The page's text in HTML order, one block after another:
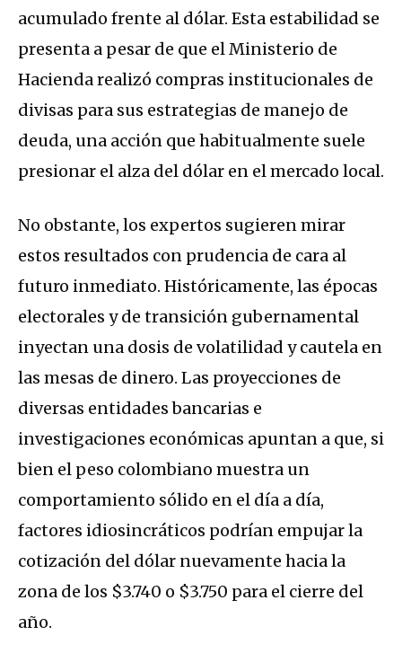
acumulado frente al dólar. Esta estabilidad se
presenta a pesar de que el Ministerio de
Hacienda realizó compras institucionales de
divisas para sus estrategias de manejo de
deuda, una acción que habitualmente suele
presionar el alza del dólar en el mercado local.
No obstante, los expertos sugieren mirar
estos resultados con prudencia de cara al
futuro inmediato. Históricamente, las épocas
electorales y de transición gubernamental
inyectan una dosis de volatilidad y cautela en
las mesas de dinero. Las proyecciones de
diversas entidades bancarias e
investigaciones económicas apuntan a que, si
bien el peso colombiano muestra un
comportamiento sólido en el día a día,
factores idiosincráticos podrían empujar la
cotización del dólar nuevamente hacia la
zona de los $3.740 o $3.750 para el cierre del
año.